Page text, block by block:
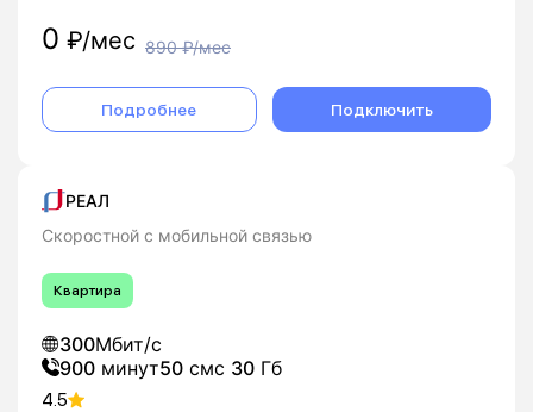
0 ₽/мес 890₽/мес
Подробнее Подключить
РЕАЛ
Скоростной с мобильной связью
Квартира
300Мбит/с
900 минут50 смс 30 Гб
4.5